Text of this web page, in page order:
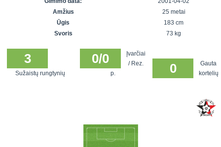
SFL rudens
Snaigės taurė
čempionatas
Vilnius
Amžius
25 metai
Ūgis
183 cm
Svoris
73 kg
3
Sužaistų rungtynių
0/0
Įvarčiai
/ Rez.
p.
0
Gauta
kortelių